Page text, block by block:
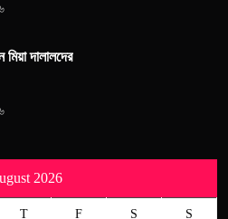
মিয়া দালালদের
2026
T F S S